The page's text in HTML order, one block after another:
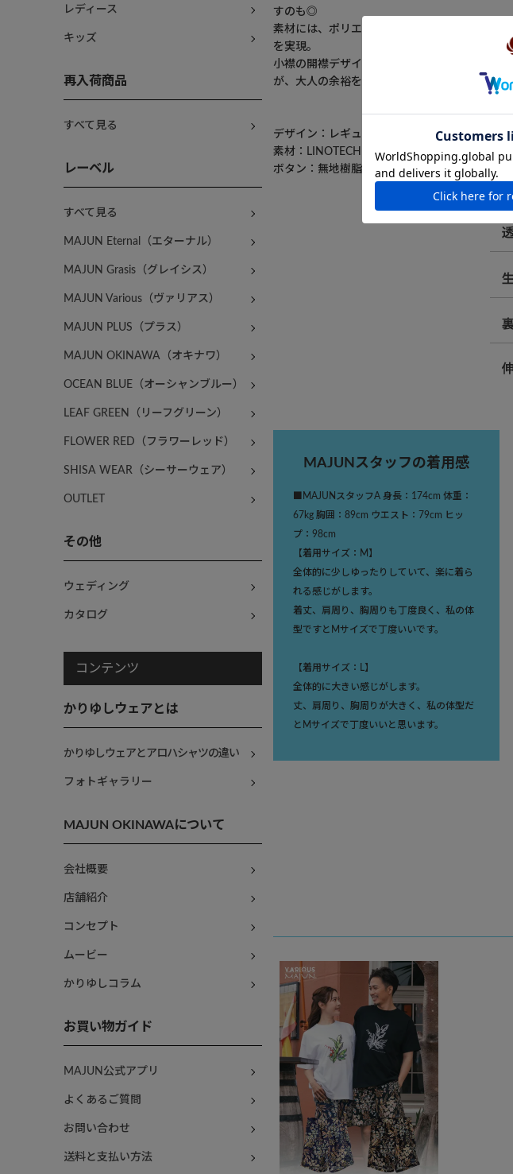
レディース
キッズ
再入荷商品
すべて見る
レーベル
すべて見る
MAJUN Eternal（エターナル）
MAJUN Grasis（グレイシス）
MAJUN Various（ヴァリアス）
MAJUN PLUS（プラス）
MAJUN OKINAWA（オキナワ）
OCEAN BLUE（オーシャンブルー）
LEAF GREEN（リーフグリーン）
FLOWER RED（フラワーレッド）
SHISA WEAR（シーサーウェア）
OUTLET
その他
ウェディング
カタログ
コンテンツ
かりゆしウェアとは
かりゆしウェアとアロハシャツの違い
フォトギャラリー
MAJUN OKINAWAについて
会社概要
店舗紹介
コンセプト
ムービー
かりゆしコラム
お買い物ガイド
MAJUN公式アプリ
よくあるご質問
お問い合わせ
送料と支払い方法
すのも◎
素材には、ポリエステル100％の合繊素材を使
を実現。
小襟の開襟デザインで、襟元のループを留め
が、大人の余裕を感じさせる一着です。
デザイン：レギュラーフィット・開襟・スリッ
素材：LINOTECH（リノテック）／ポリエステ
ボタン：無地樹脂釦
MAJUNスタッフの着用感
■MAJUNスタッフA 身長：174cm 体重：
67kg 胸囲：89cm ウエスト：79cm ヒッ
プ：98cm
【着用サイズ：M】
全体的に少しゆったりしていて、楽に着ら
れる感じがします。
着丈、肩周り、胸周りも丁度良く、私の体
型ですとMサイズで丁度いいです。
【着用サイズ：L】
全体的に大きい感じがします。
丈、肩周り、胸周りが大きく、私の体型だ
とMサイズで丁度いいと思います。